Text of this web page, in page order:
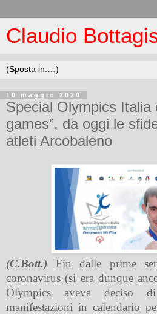
Claudio
10 maggio 2020
Special Olympics Italia
games”, da oggi le
atleti Arcobaleno
(C.Bott.) Fin dalle prime
coronavirus (si era dunque
Olympics aveva deciso
manifestazioni in calendario